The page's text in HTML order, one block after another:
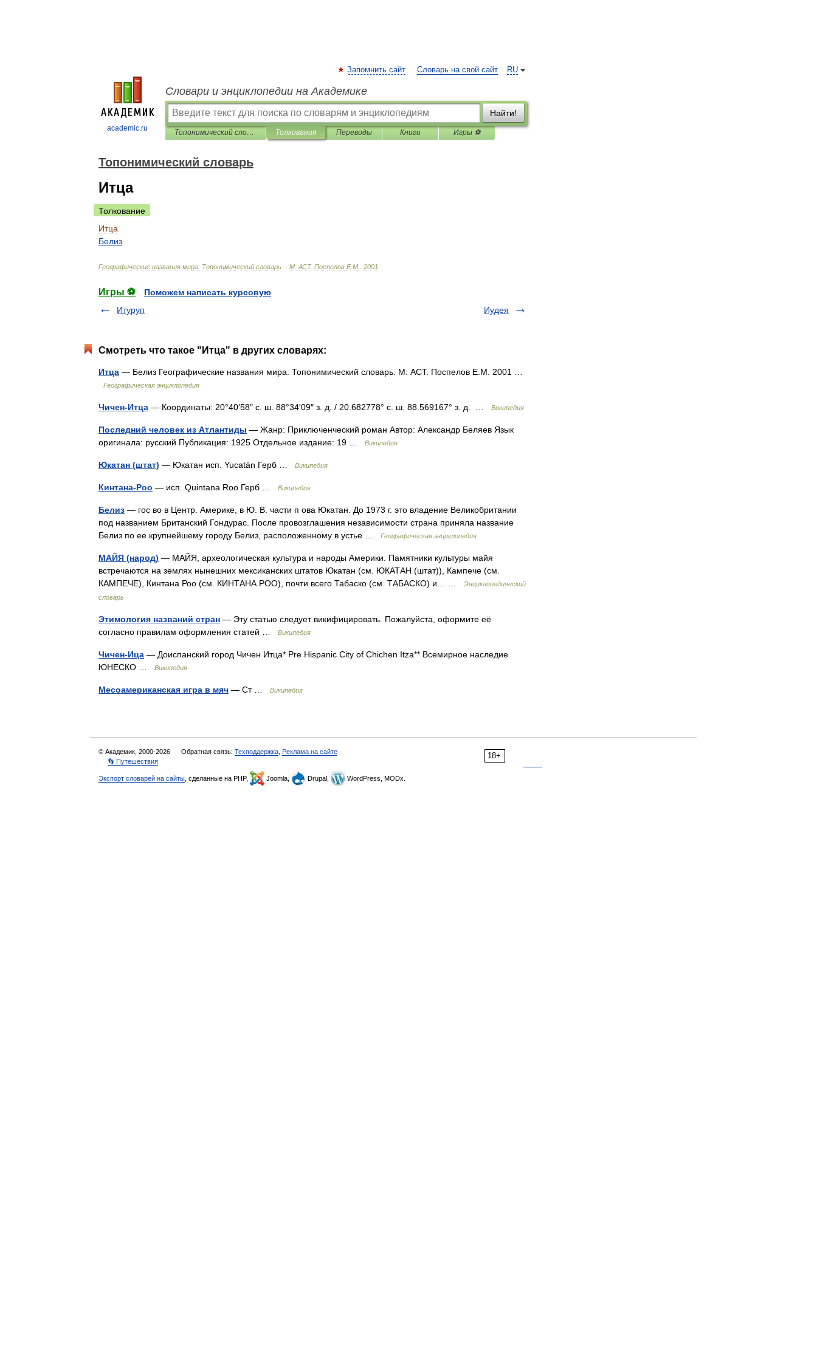
academic.ru
RU
Запомнить сайт Словарь на свой сайт
Словари и энциклопедии на Академике
Найти!
Топонимический словарь Толкования Переводы Книги Игры ⚽
Топонимический словарь
Итца
Толкование
Итца
Белиз
Географические названия мира: Топонимический словарь . - М: АСТ. Поспелов Е.М 2001
Игры ⚽
Поможем написать курсовую
Итуруп
Иудея
Смотреть что такое "Итца" в других словарях:
Итца — Белиз Географические названия мира: Топонимический словарь. М: АСТ. Поспелов Е.М. 2001 …
Географическая энциклопедия
Чичен-Итца — Координаты: 20°40′58″ с. ш. 88°34′09″ з. д. / 20.682778° с. ш. 88.569167° з. д. … Википедия
Последний человек из Атлантиды — Жанр: Приключенческий роман Автор: Александр Беляев Язык
оригинала: русский Публикация: 1925 Отдельное издание: 19 …
Википедия
Юкатан (штат) — Юкатан исп. Yucatán Герб … Википедия
Кинтана-Роо — исп. Quintana Roo Герб … Википедия
Белиз — гос во в Центр. Америке, в Ю. В. части п ова Юкатан. До 1973 г. это владение Великобритании
под названием Британский Гондурас. После провозглашения независимости страна приняла название
Белиз по ее крупнейшему городу Белиз, расположенному в устье …
Географическая энциклопедия
МАЙЯ (народ) — МАЙЯ, археологическая культура и народы Америки. Памятники культуры майя
встречаются на землях нынешних мексиканских штатов Юкатан (см. ЮКАТАН (штат)), Кампече (см.
КАМПЕЧЕ), Кинтана Роо (см. КИНТАНА РОО), почти всего Табаско (см. ТАБАСКО) и… …
Энциклопедический
словарь
Этимология названий стран — Эту статью следует викифицировать. Пожалуйста, оформите её
согласно правилам оформления статей …
Википедия
Чичен-Ица — Доиспанский город Чичен Итца* Pre Hispanic City of Chichen Itza** Всемирное наследие
ЮНЕСКО …
Википедия
Месоамериканская игра в мяч — Ст … Википедия
18+
© Академик, 2000-2026 Обратная связь: Техподдержка Реклама на сайте
👣 Путешествия
Экспорт словарей на сайты , сделанные на PHP, Joomla, Drupal, WordPress, MODx.